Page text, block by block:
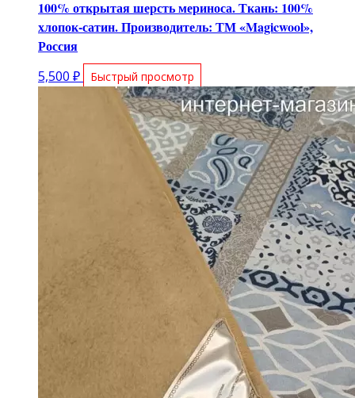
100% открытая шерсть мериноса. Ткань: 100%
хлопок-сатин. Производитель: ТМ «Magicwool»,
Россия
5,500 ₽ Быстрый просмотр